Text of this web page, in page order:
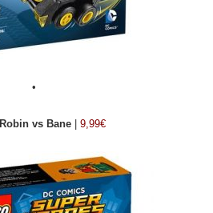
•
Robin vs Bane 9,99€